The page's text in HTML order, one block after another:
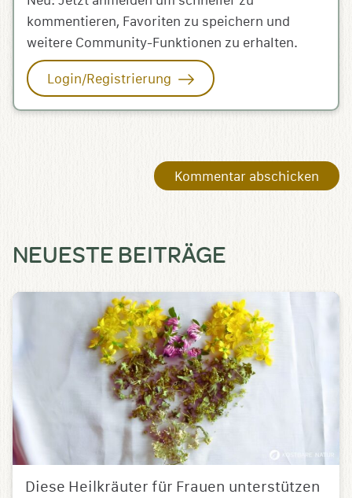
kommentieren, Favoriten zu speichern und
weitere Community-Funktionen zu erhalten.
Login/Registrierung
NEUESTE BEITRÄGE
Diese Heilkräuter für Frauen unterstützen